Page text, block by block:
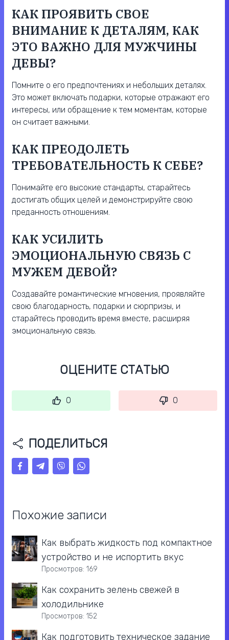
КАК ПРОЯВИТЬ СВОЕ
ВНИМАНИЕ К ДЕТАЛЯМ, КАК
ЭТО ВАЖНО ДЛЯ МУЖЧИНЫ
ДЕВЫ?
Помните о его предпочтениях и небольших деталях.
Это может включать подарки, которые отражают его
интересы, или обращение к тем моментам, которые
он считает важными.
КАК ПРЕОДОЛЕТЬ
ТРЕБОВАТЕЛЬНОСТЬ К СЕБЕ?
Понимайте его высокие стандарты, старайтесь
достигать общих целей и демонстрируйте свою
преданность отношениям.
КАК УСИЛИТЬ
ЭМОЦИОНАЛЬНУЮ СВЯЗЬ С
МУЖЕМ ДЕВОЙ?
Создавайте романтические мгновения, проявляйте
свою благодарность, подарки и сюрпризы, и
старайтесь проводить время вместе, расширяя
эмоциональную связь.
ОЦЕНИТЕ СТАТЬЮ
0 0
ПОДЕЛИТЬСЯ
Похожие записи
Как выбрать жидкость под компактное
устройство и не испортить вкус
Просмотров: 169
Как сохранить зелень свежей в
холодильнике
Просмотров: 152
Как подготовить техническое задание